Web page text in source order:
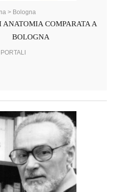
> Bologna
ANATOMIA COMPARATA A
BOLOGNA